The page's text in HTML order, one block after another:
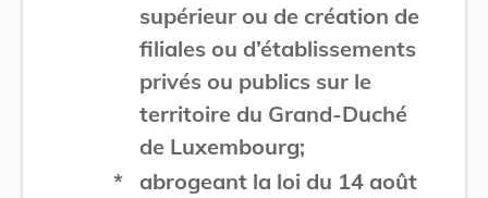
supérieur ou de création de
filiales ou d’établissements
privés ou publics sur le
territoire du Grand-Duché
de Luxembourg;
*
abrogeant la loi du 14 août